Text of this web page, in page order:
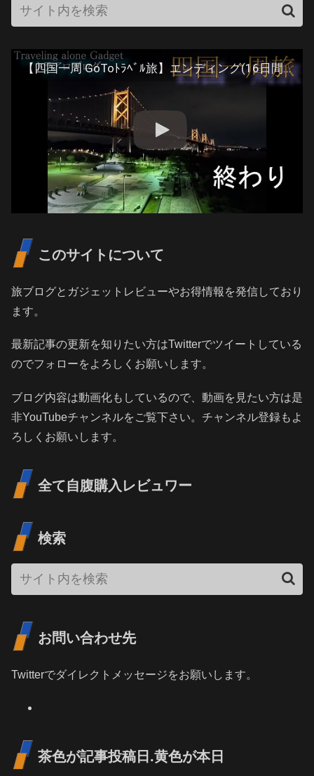
【四国一周 GoToﾄﾗﾍﾞﾙ旅】エンディング(16日間の旅)#131 Japan Tavel
このサイトについて
旅ブログとガジェットレビューやお得情報を発信しており
ます。
最新記事の更新を知りたい方はTwitterでツイートしている
のでフォローをよろしくお願いします。
ブログ内容は動画化もしているので、動画を見たい方は是
非YouTubeチャンネルをご覧下さい。チャンネル登録もよ
ろしくお願いします。
全て自腹購入レビュワー
検索
お問い合わせ先
Twitterでダイレクトメッセージをお願いします。
茶色が記事投稿日.黄色が本日